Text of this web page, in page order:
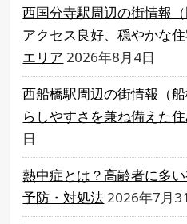
西国分寺駅周辺の街情報
アクセス良好、穏やかな
エリア 2026年8月4日
西船橋駅周辺の街情報（
らしやすさを兼ね備えた
日
熱中症とは？高齢者に多
予防・対処法 2026年7月